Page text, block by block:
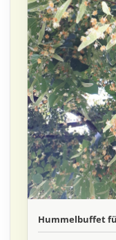
Hummelbuffet